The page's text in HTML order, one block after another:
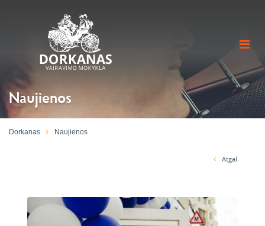
Naujienos
Dorkanas Naujienos
Atgal